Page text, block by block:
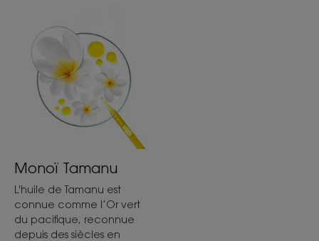
Monoï Tamanu
L'huile de Tamanu est
connue comme l’Or vert
du pacifique, reconnue
depuis des siècles en